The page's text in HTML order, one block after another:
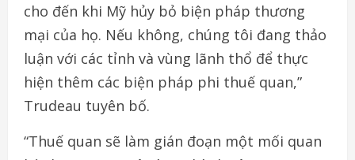
cho đến khi Mỹ hủy bỏ biện pháp thương
mại của họ. Nếu không, chúng tôi đang thảo
luận với các tỉnh và vùng lãnh thổ để thực
hiện thêm các biện pháp phi thuế quan,”
Trudeau tuyên bố.
“Thuế quan sẽ làm gián đoạn một mối quan